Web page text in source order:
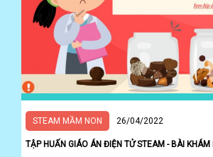
STEAM MẦM NON 26/04/2022
TẬP HUẤN GIÁO ÁN ĐIỆN TỬ STEAM - BÀI KHÁM